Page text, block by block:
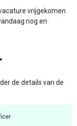
vrijgekomen
nog en
de details van de